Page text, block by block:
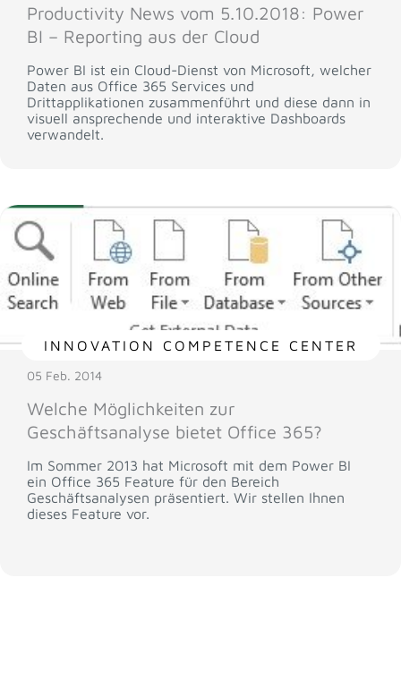
Productivity News vom 5.10.2018: Power
BI – Reporting aus der Cloud
Power BI ist ein Cloud-Dienst von Microsoft, welcher
Daten aus Office 365 Services und
Drittapplikationen zusammenführt und diese dann in
visuell ansprechende und interaktive Dashboards
verwandelt.
INNOVATION COMPETENCE CENTER
05 Feb. 2014
Welche Möglichkeiten zur
Geschäftsanalyse bietet Office 365?
Im Sommer 2013 hat Microsoft mit dem Power BI
ein Office 365 Feature für den Bereich
Geschäftsanalysen präsentiert. Wir stellen Ihnen
dieses Feature vor.